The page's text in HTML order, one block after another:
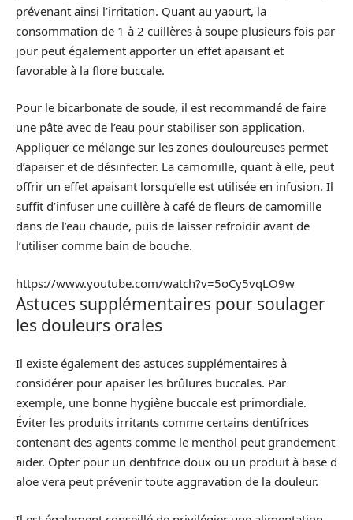
prévenant ainsi l’irritation. Quant au yaourt, la
consommation de 1 à 2 cuillères à soupe plusieurs fois par
jour peut également apporter un effet apaisant et
favorable à la flore buccale.
Pour le bicarbonate de soude, il est recommandé de faire
une pâte avec de l’eau pour stabiliser son application.
Appliquer ce mélange sur les zones douloureuses permet
d’apaiser et de désinfecter. La camomille, quant à elle, peut
offrir un effet apaisant lorsqu’elle est utilisée en infusion. Il
suffit d’infuser une cuillère à café de fleurs de camomille
dans de l’eau chaude, puis de laisser refroidir avant de
l’utiliser comme bain de bouche.
https://www.youtube.com/watch?v=5oCy5vqLO9w
Astuces supplémentaires pour soulager
les douleurs orales
Il existe également des astuces supplémentaires à
considérer pour apaiser les brûlures buccales. Par
exemple, une bonne hygiène buccale est primordiale.
Éviter les produits irritants comme certains dentifrices
contenant des agents comme le menthol peut grandement
aider. Opter pour un dentifrice doux ou un produit à base d
aloe vera peut prévenir toute aggravation de la douleur.